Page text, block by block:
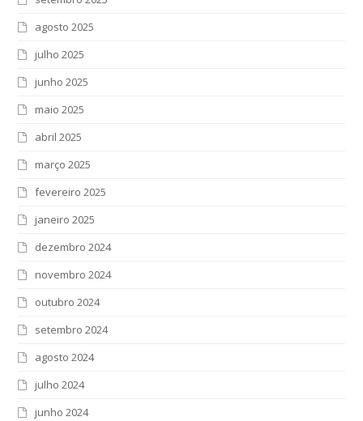
agosto 2025
julho 2025
junho 2025
maio 2025
abril 2025
março 2025
fevereiro 2025
janeiro 2025
dezembro 2024
novembro 2024
outubro 2024
setembro 2024
agosto 2024
julho 2024
junho 2024